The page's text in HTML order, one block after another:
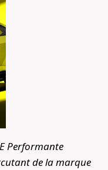
Performante
de la marque